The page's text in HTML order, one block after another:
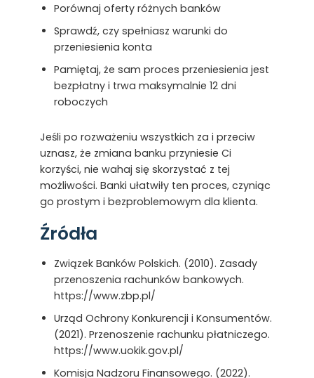
Porównaj oferty różnych banków
Sprawdź, czy spełniasz warunki do
przeniesienia konta
Pamiętaj, że sam proces przeniesienia jest
bezpłatny i trwa maksymalnie 12 dni
roboczych
Jeśli po rozważeniu wszystkich za i przeciw
uznasz, że zmiana banku przyniesie Ci
korzyści, nie wahaj się skorzystać z tej
możliwości. Banki ułatwiły ten proces, czyniąc
go prostym i bezproblemowym dla klienta.
Źródła
Związek Banków Polskich. (2010). Zasady
przenoszenia rachunków bankowych.
https://www.zbp.pl/
Urząd Ochrony Konkurencji i Konsumentów.
(2021). Przenoszenie rachunku płatniczego.
https://www.uokik.gov.pl/
Komisja Nadzoru Finansowego. (2022).